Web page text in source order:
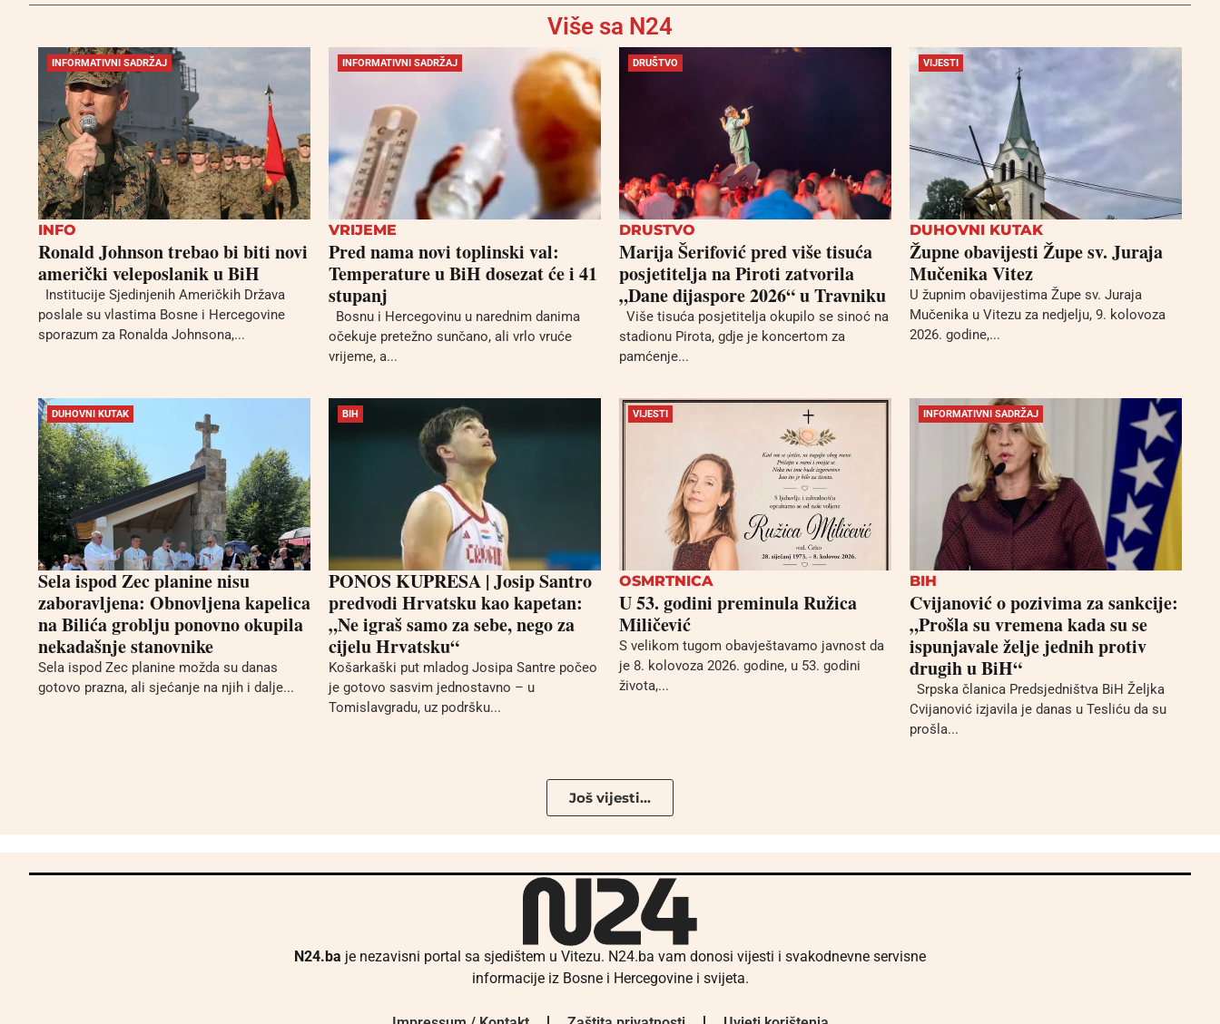
Više sa N24
INFORMATIVNI SADRŽAJ
INFO
Ronald Johnson trebao bi biti novi
američki veleposlanik u BiH
Institucije Sjedinjenih Američkih Država
poslale su vlastima Bosne i Hercegovine
sporazum za Ronalda Johnsona,...
INFORMATIVNI SADRŽAJ
VRIJEME
Pred nama novi toplinski val:
Temperature u BiH dosezat će i 41
stupanj
Bosnu i Hercegovinu u narednim danima
očekuje pretežno sunčano, ali vrlo vruće
vrijeme, a...
DRUŠTVO
DRUSTVO
Marija Šerifović pred više tisuća
posjetitelja na Piroti zatvorila
„Dane dijaspore 2026“ u Travniku
Više tisuća posjetitelja okupilo se sinoć na
stadionu Pirota, gdje je koncertom za
pamćenje...
VIJESTI
DUHOVNI KUTAK
Župne obavijesti Župe sv. Juraja
Mučenika Vitez
U župnim obavijestima Župe sv. Juraja
Mučenika u Vitezu za nedjelju, 9. kolovoza
2026. godine,...
DUHOVNI KUTAK
Sela ispod Zec planine nisu
zaboravljena: Obnovljena kapelica
na Bilića groblju ponovno okupila
nekadašnje stanovnike
Sela ispod Zec planine možda su danas
gotovo prazna, ali sjećanje na njih i dalje...
BIH
PONOS KUPRESA | Josip Santro
predvodi Hrvatsku kao kapetan:
„Ne igraš samo za sebe, nego za
cijelu Hrvatsku“
Košarkaški put mladog Josipa Santre počeo
je gotovo sasvim jednostavno – u
Tomislavgradu, uz podršku...
VIJESTI
OSMRTNICA
U 53. godini preminula Ružica
Miličević
S velikom tugom obavještavamo javnost da
je 8. kolovoza 2026. godine, u 53. godini
života,...
INFORMATIVNI SADRŽAJ
BIH
Cvijanović o pozivima za sankcije:
„Prošla su vremena kada su se
ispunjavale želje jednih protiv
drugih u BiH“
Srpska članica Predsjedništva BiH Željka
Cvijanović izjavila je danas u Tesliću da su
prošla...
Još vijesti...
N24.ba je nezavisni portal sa sjedištem u Vitezu. N24.ba vam donosi vijesti i svakodnevne servisne
informacije iz Bosne i Hercegovine i svijeta.